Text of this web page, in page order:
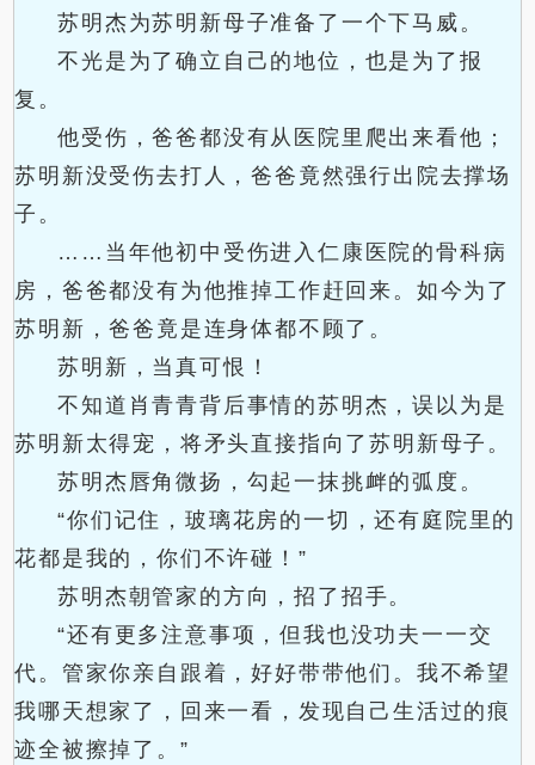
苏明杰为苏明新母子准备了一个下马威。
不光是为了确立自己的地位，也是为了报
复。
他受伤，爸爸都没有从医院里爬出来看他；
苏明新没受伤去打人，爸爸竟然强行出院去撑场
子。
……当年他初中受伤进入仁康医院的骨科病
房，爸爸都没有为他推掉工作赶回来。如今为了
苏明新，爸爸竟是连身体都不顾了。
苏明新，当真可恨！
不知道肖青青背后事情的苏明杰，误以为是
苏明新太得宠，将矛头直接指向了苏明新母子。
苏明杰唇角微扬，勾起一抹挑衅的弧度。
“你们记住，玻璃花房的一切，还有庭院里的
花都是我的，你们不许碰！”
苏明杰朝管家的方向，招了招手。
“还有更多注意事项，但我也没功夫一一交
代。管家你亲自跟着，好好带带他们。我不希望
我哪天想家了，回来一看，发现自己生活过的痕
迹全被擦掉了。”